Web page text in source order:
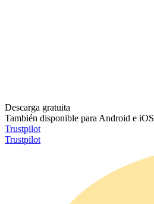
Descarga gratuita
También disponible para Android e iOS
Trustpilot
Trustpilot